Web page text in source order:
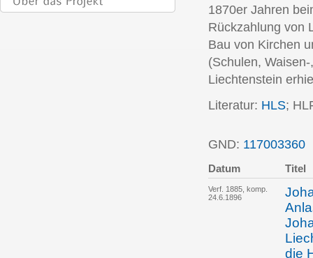
1870er Jahren
Rückzahlung von
Bau von Kirchen
(Schulen,
Liechtenstein
Literatur: HLS;
GND: 117003360
Datum Titel
Verf. 1885, komp.
24.6.1896
die